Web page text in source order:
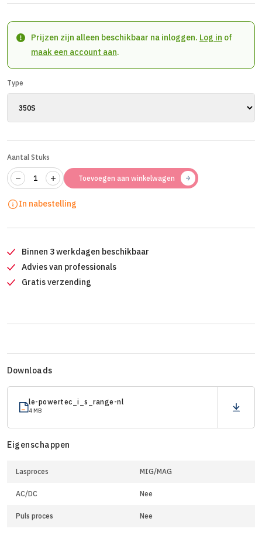
Prijzen zijn alleen beschikbaar na inloggen. Log in of
maak een account aan.
Type
Aantal Stuks
Toevoegen aan winkelwagen
In nabestelling
Binnen 3 werkdagen beschikbaar
Advies van professionals
Gratis verzending
Downloads
le-powertec_i_s_range-nl
4 MB
Eigenschappen
Lasproces MIG/MAG
AC/DC Nee
Puls proces Nee